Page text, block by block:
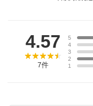
4.57
7件
5
4
3
2
1